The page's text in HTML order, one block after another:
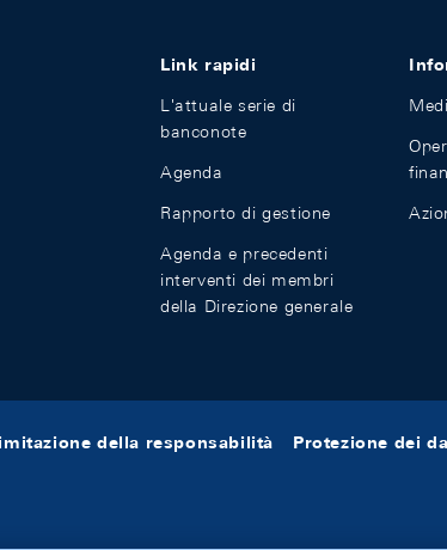
Link rapidi
L'attuale serie di
banconote
Agenda
Rapporto di gestione
Agenda e precedenti
interventi dei membri
della Direzione generale
della responsabilità Protezione dei